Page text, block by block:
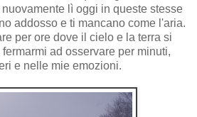
lì oggi in queste stesse
addosso e ti mancano come l'aria.
per ore dove il cielo e la terra si
ad osservare per minuti,
e nelle mie emozioni.